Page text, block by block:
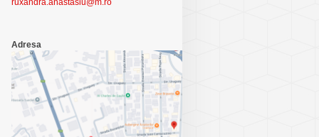
ruxandra.anastasiu@m.ro
Adresa